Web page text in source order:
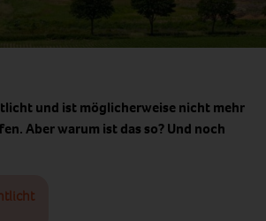
und ist möglicherweise nicht mehr
Aber warum ist das so? Und noch